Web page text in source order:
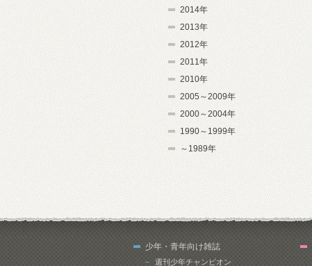
2014年
2013年
2012年
2011年
2010年
2005～2009年
2000～2004年
1990～1999年
～1989年
少年・青年向け雑誌
週刊少年チャンピオン